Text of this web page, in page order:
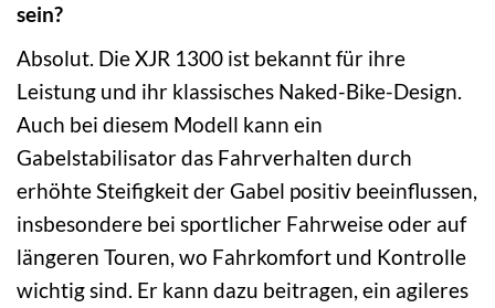
sein?
Absolut. Die XJR 1300 ist bekannt für ihre
Leistung und ihr klassisches Naked-Bike-Design.
Auch bei diesem Modell kann ein
Gabelstabilisator das Fahrverhalten durch
erhöhte Steifigkeit der Gabel positiv beeinflussen,
insbesondere bei sportlicher Fahrweise oder auf
längeren Touren, wo Fahrkomfort und Kontrolle
wichtig sind. Er kann dazu beitragen, ein agileres